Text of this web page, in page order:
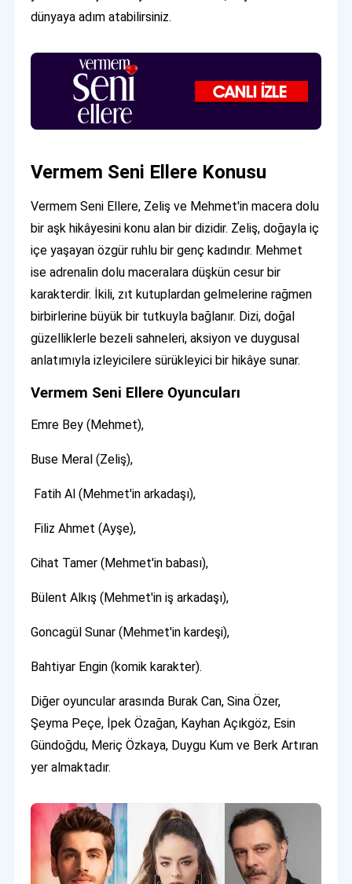
dünyaya adım atabilirsiniz.
Vermem Seni Ellere Konusu
Vermem Seni Ellere, Zeliş ve Mehmet'in macera dolu
bir aşk hikâyesini konu alan bir dizidir. Zeliş, doğayla iç
içe yaşayan özgür ruhlu bir genç kadındır. Mehmet
ise adrenalin dolu maceralara düşkün cesur bir
karakterdir. İkili, zıt kutuplardan gelmelerine rağmen
birbirlerine büyük bir tutkuyla bağlanır. Dizi, doğal
güzelliklerle bezeli sahneleri, aksiyon ve duygusal
anlatımıyla izleyicilere sürükleyici bir hikâye sunar.
Vermem Seni Ellere Oyuncuları
Emre Bey (Mehmet),
Buse Meral (Zeliş),
Fatih Al (Mehmet'in arkadaşı),
Filiz Ahmet (Ayşe),
Cihat Tamer (Mehmet'in babası),
Bülent Alkış (Mehmet'in iş arkadaşı),
Goncagül Sunar (Mehmet'in kardeşi),
Bahtiyar Engin (komik karakter).
Diğer oyuncular arasında Burak Can, Sina Özer,
Şeyma Peçe, İpek Özağan, Kayhan Açıkgöz, Esin
Gündoğdu, Meriç Özkaya, Duygu Kum ve Berk Artıran
yer almaktadır.